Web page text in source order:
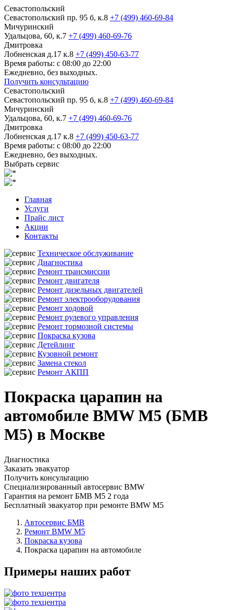
Севастопольский
Севастопольский пр. 95 б, к.8 +7 (499) 460-69-84
Мичуринский
Удальцова, 60, к.7 +7 (499) 460-69-76
Дмитровка
Лобненская д.17 к.8 +7 (499) 450-63-77
Время работы: с 08:00 до 22:00
Ежедневно, без выходных.
Получить консультацию
Севастопольский
Севастопольский пр. 95 б, к.8 +7 (499) 460-69-84
Мичуринский
Удальцова, 60, к.7 +7 (499) 460-69-76
Дмитровка
Лобненская д.17 к.8 +7 (499) 450-63-77
Время работы: с 08:00 до 22:00
Ежедневно, без выходных.
Выбрать сервис
Главная
Услуги
Прайс лист
Акции
Контакты
Техническое обслуживание
Диагностика
Ремонт трансмиссии
Ремонт двигателя
Ремонт дизельных двигателей
Ремонт электрооборудования
Ремонт ходовой
Ремонт рулевого управления
Ремонт тормозной системы
Покраска кузова
Детейлинг
Кузовной ремонт
Замена стекол
Ремонт АКПП
Покраска царапин на
автомобиле BMW M5 (БМВ
М5) в Москве
Диагностика
Заказать эвакуатор
Получить консультацию
Специализированный автосервис BMW
Гарантия на ремонт БМВ М5 2 года
Бесплатный эвакуатор при ремонте BMW M5
Автосервис БМВ
Ремонт BMW M5
Покраска кузова
Покраска царапин на автомобиле
Примеры наших работ